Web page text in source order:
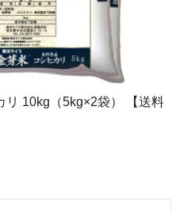
リ 10kg（5kg×2袋） 【送料